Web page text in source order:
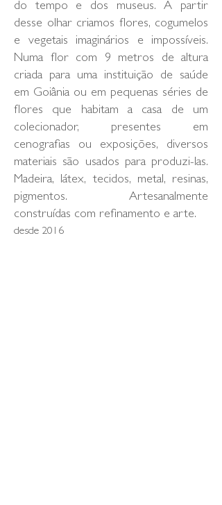
do tempo e dos museus. A partir
desse olhar criamos flores, cogumelos
e vegetais imaginários e impossíveis.
Numa flor com 9 metros de altura
criada para uma instituição de saúde
em Goiânia ou em pequenas séries de
flores que habitam a casa de um
colecionador, presentes em
cenografias ou exposições, diversos
materiais são usados para produzi-las.
Madeira, látex, tecidos, metal, resinas,
pigmentos. Artesanalmente
construídas com refinamento e arte.
desde 2016